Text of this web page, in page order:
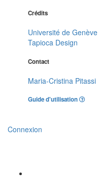
Crédits
Université de Genève
Tapioca Design
Contact
Maria-Cristina Pitassi
Guide d'utilisation
Connexion